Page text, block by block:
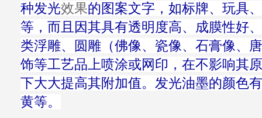
种发光效果的图案文字，如标牌、玩具
等，而且因其具有透明度高、成膜性好
类浮雕、圆雕（佛像、瓷像、石膏像、
饰等工艺品上喷涂或网印，在不影响其
下大大提高其附加值。发光油墨的颜色
黄等。